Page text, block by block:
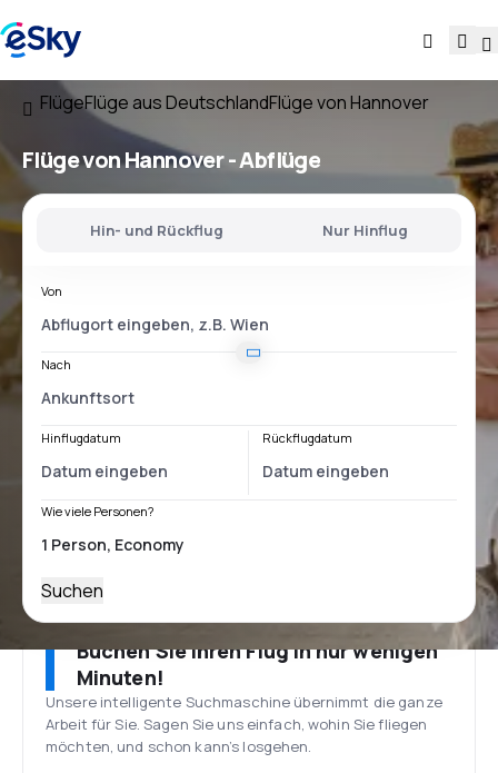
FlügeFlüge aus DeutschlandFlüge von Hannover
Flügevon Hannover- Abflüge
Hin- und Rückflug Nur Hinflug
Von
Nach
Hinflugdatum Rückflugdatum
Wie viele Personen?
Suchen
Buchen Sie Ihren Flug in nur wenigen
Minuten!
Unsere intelligente Suchmaschine übernimmt die ganze
Arbeit für Sie. Sagen Sie uns einfach, wohin Sie fliegen
möchten, und schon kann’s losgehen.